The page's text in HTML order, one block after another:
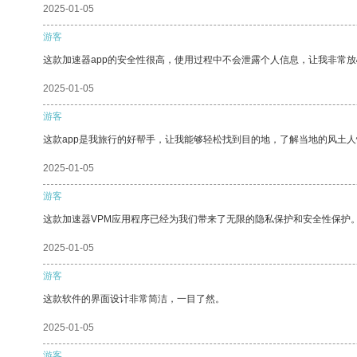
2025-01-05
游客
这款加速器app的安全性很高，使用过程中不会泄露个人信息，让我非常放
2025-01-05
游客
这款app是我旅行的好帮手，让我能够轻松找到目的地，了解当地的风土人
2025-01-05
游客
这款加速器VPM应用程序已经为我们带来了无限的隐私保护和安全性保护。
2025-01-05
游客
这款软件的界面设计非常简洁，一目了然。
2025-01-05